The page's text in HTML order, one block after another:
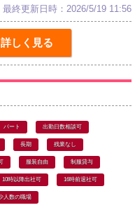
最終更新日時：2026/5/19 11:56
詳しく見る
パート 出勤日数相談可
長期 残業なし
服装自由 制服貸与
10時以降出社可 16時前退社可
人数の職場